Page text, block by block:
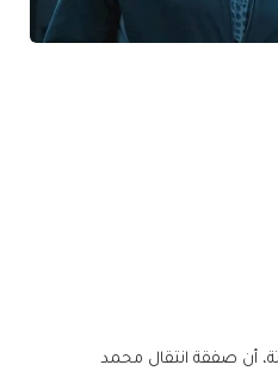
أن صفقة انتقال محمد